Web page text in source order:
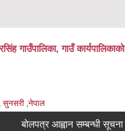
गाउँपालिका, गाउँ कार्यपालिकाको
सुनसरी ,नेपाल
बोलपत्र आह्वान सम्बन्धी सूचना